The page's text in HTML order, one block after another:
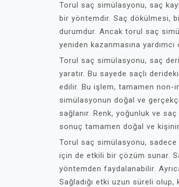
Torul saç simülasyonu, saç
bir yöntemdir. Saç dökülmesi,
durumdur. Ancak torul saç
yeniden kazanmasına
Torul saç simülasyonu, saç
yaratır. Bu sayede saçlı
edilir. Bu işlem, tamamen non-
simülasyonun doğal ve
sağlanır. Renk, yoğunluk ve
sonuç tamamen doğal ve
Torul saç simülasyonu, sadece
için de etkili bir çözüm sunar.
yöntemden faydalanabilir.
Sağladığı etki uzun süreli olup,